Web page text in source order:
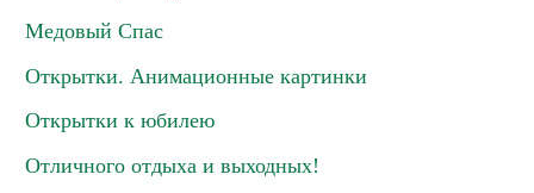
Медовый Спас
Открытки. Анимационные картинки
Открытки к юбилею
Отличного отдыха и выходных!